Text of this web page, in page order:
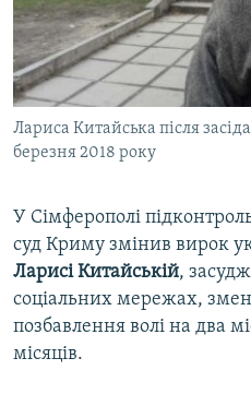
ВІДЕОУРОКИ «ELIFBE»
СВІДЧЕННЯ ОКУПАЦІЇ
УКРАЇНСЬКА ПРОБЛЕМА КРИМУ
ІНФОГРАФІКА
Русский
Qırımtatar
ДОЛУЧАЙСЯ!
Усі сайти RFE/RL
Лариса Китайська після
березня 2018 року
У Сімферополі
суд Криму змінив вирок
Ларисі Китайській,
соціальних мережах,
позбавлення волі на два
місяців.